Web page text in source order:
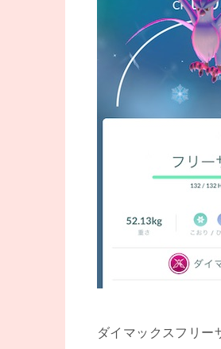
ダイマックスフリー